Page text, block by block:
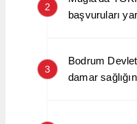
2
başvuruları
3
Bodrum
damar